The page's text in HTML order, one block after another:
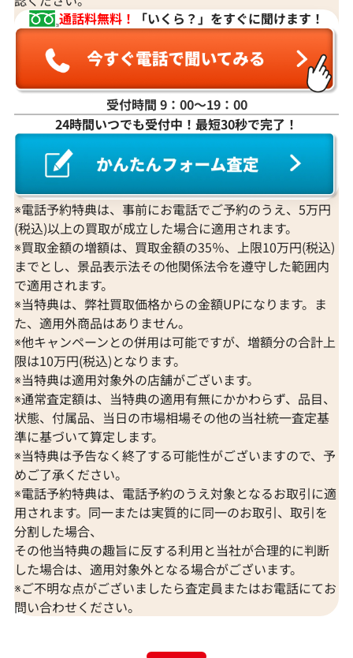
通話料無料！
「いくら？」をすぐに聞けます！
受付時間 9：00〜19：00
24時間いつでも受付中！最短30秒で完了！
※電話予約特典は、事前にお電話でご予約のうえ、5万円
(税込)以上の買取が成立した場合に適用されます。
※買取金額の増額は、買取金額の35％、上限10万円(税込)
までとし、景品表示法その他関係法令を遵守した範囲内
で適用されます。
※当特典は、弊社買取価格からの金額UPになります。ま
た、適用外商品はありません。
※他キャンペーンとの併用は可能ですが、増額分の合計上
限は10万円(税込)となります。
※当特典は適用対象外の店舗がございます。
※通常査定額は、当特典の適用有無にかかわらず、品目、
状態、付属品、当日の市場相場その他の当社統一査定基
準に基づいて算定します。
※当特典は予告なく終了する可能性がございますので、予
めご了承ください。
※電話予約特典は、電話予約のうえ対象となるお取引に適
用されます。同一または実質的に同一のお取引、取引を
分割した場合、
その他当特典の趣旨に反する利用と当社が合理的に判断
した場合は、適用対象外となる場合がございます。
※ご不明な点がございましたら査定員またはお電話にてお
問い合わせください。